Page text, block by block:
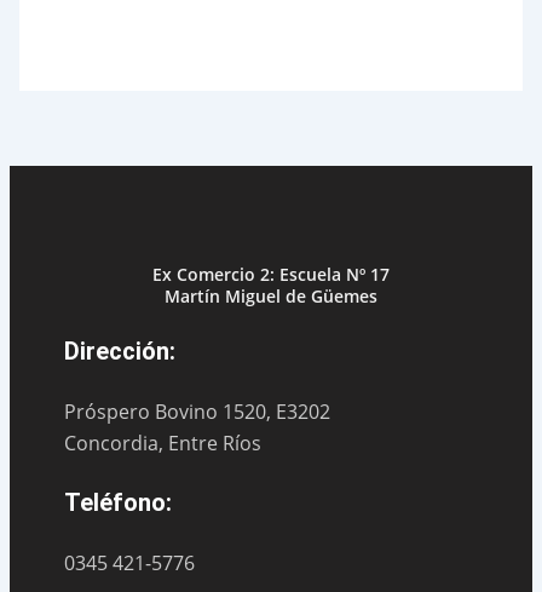
Ex Comercio 2: Escuela Nº 17
Martín Miguel de Güemes
Dirección:
Próspero Bovino 1520, E3202
Concordia, Entre Ríos
Teléfono:
0345 421-5776